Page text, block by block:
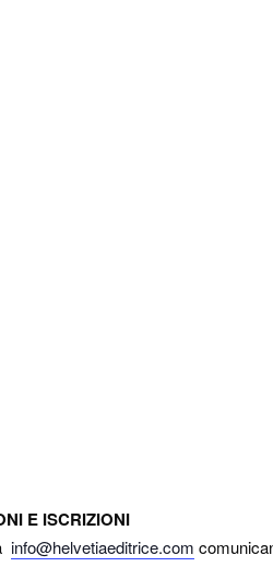
E ISCRIZIONI
info@helvetiaeditrice.com